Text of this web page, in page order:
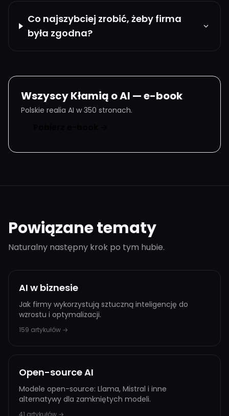
Co najszybciej zrobić, żeby firma
była zgodna?
Wszyscy Kłamią o AI — e-book
Polskie realia AI w 350 stronach.
Powiązane tematy
Naturalny następny krok po tym hubie.
AI w biznesie
Jak firmy wykorzystują sztuczną inteligencję do
wzrostu i optymalizacji.
159 artykułów →
Open-source AI
Modele open-source: Llama, Mistral i inne
alternatywy dla zamkniętych modeli.
41 artykułów →